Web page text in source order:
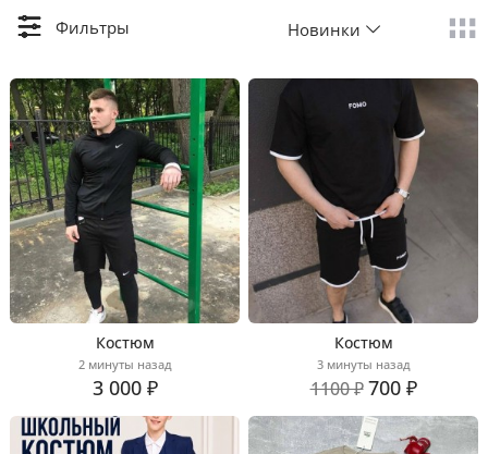
Фильтры Новинки
Костюм
2 минуты назад
3 000 ₽
Костюм
3 минуты назад
1100 ₽ 700 ₽